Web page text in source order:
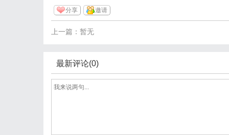
分享 邀请
上一篇：暂无
最新评论(0)